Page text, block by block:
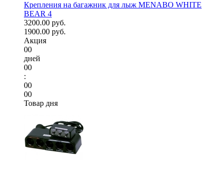
Крепления на багажник для лыж MENABO WHITE
BEAR 4
3200.00 руб.
1900.00 руб.
Акция
00
дней
00
:
00
00
Товар дня